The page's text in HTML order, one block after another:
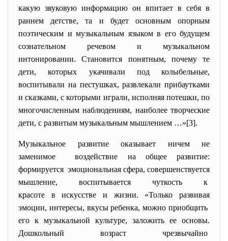
какую звуковую информацию он впитает в себя в
раннем детстве, та и будет основным опорным
поэтическим и музыкальным языком в его будущем
сознательном речевом и музыкальном
интонировании. Становится понятным, почему те
дети, которых укачивали под колыбельные,
воспитывали на пестушках, развлекали прибаутками
и сказками, с которыми играли, исполняя потешки, по
многочисленным наблюдениям, наиболее творческие
дети, с развитым музыкальным мышлением …»[3].
Музыкальное развитие оказывает ничем не
заменимое воздействие на общее развитие:
формируется эмоциональная сфера, совершенствуется
мышление, воспитывается чуткость к
красоте в искусстве и жизни. «Только развивая
эмоции, интересы, вкусы ребенка, можно приобщить
его к музыкальной культуре, заложить ее основы.
Дошкольный возраст чрезвычайно